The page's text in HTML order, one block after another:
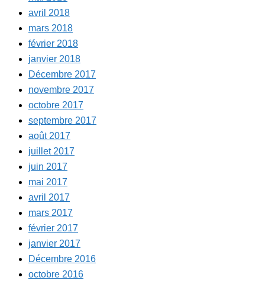
avril 2018
mars 2018
février 2018
janvier 2018
Décembre 2017
novembre 2017
octobre 2017
septembre 2017
août 2017
juillet 2017
juin 2017
mai 2017
avril 2017
mars 2017
février 2017
janvier 2017
Décembre 2016
octobre 2016